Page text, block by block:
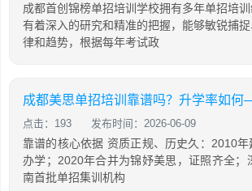
成都首创锦榜单招培训学校拥有多年单招培
有着深入的研究和精准的把握，能够敏锐捕
律和趋势，根据每年考试政
点击：193 发布时间：2026-06-09
靠谱的核心依据 资质正规、历史久：2010
办学；2020年合并为锦妤美思，证照齐全；
南首批单招集训机构